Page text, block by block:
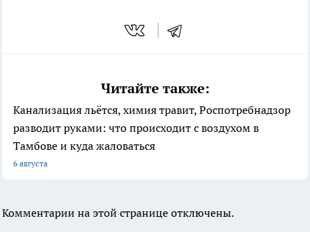
Читайте также:
Канализация льётся, химия травит, Роспотребнадзор
разводит руками: что происходит с воздухом в
Тамбове и куда жаловаться
6 августа
Комментарии на этой странице отключены.